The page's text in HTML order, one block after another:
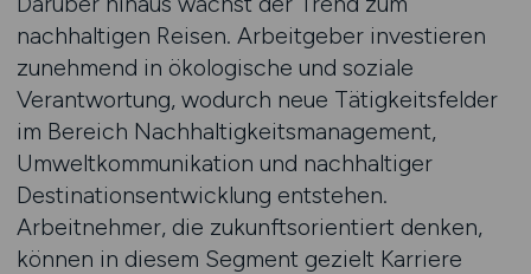
nachhaltigen Reisen. Arbeitgeber investieren
zunehmend in ökologische und soziale
Verantwortung, wodurch neue Tätigkeitsfelder
im Bereich Nachhaltigkeitsmanagement,
Umweltkommunikation und nachhaltiger
Destinationsentwicklung entstehen.
Arbeitnehmer, die zukunftsorientiert denken,
können in diesem Segment gezielt Karriere